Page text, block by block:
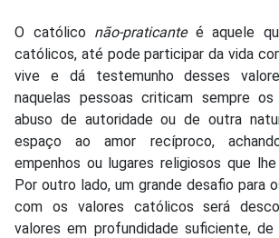
O católico não-praticanteé aquele
católicos, até pode participar da vida
vive e dá testemunho desses
naquelas pessoas criticam sempre
abuso de autoridade ou de outra
espaço ao amor recíproco,
empenhos ou lugares religiosos que
Por outro lado, um grande desafio para
com os valores católicos será
valores em profundidade suficiente,